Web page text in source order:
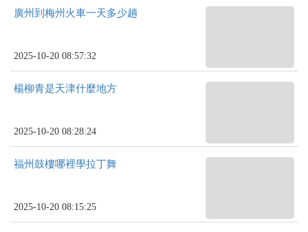
廣州到梅州火車一天多少趟
2025-10-20 08:57:32
楊柳青是天津什麼地方
2025-10-20 08:28:24
福州鼓樓哪裡學拉丁舞
2025-10-20 08:15:25